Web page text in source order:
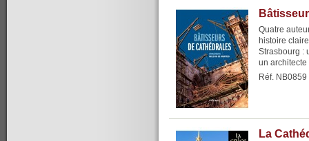
Quatre
histoire
Strasbourg :
un architecte
Réf. NB0859
La